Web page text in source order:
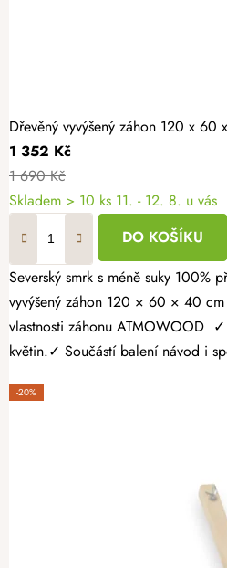
Dřevěný vyvýšený záhon 120 x 60
1 352 Kč
1 690 Kč
Skladem > 10 ks 11. - 12. 8. u vás
DO KOŠÍKU
Severský smrk s méně suky 100% přírodní materiál Čtyřstranně hoblovaný masiv Vypěstujte si čerstvé bylinky, zeleninu nebo jahody v záhonu, který spojuje přírodní vzhled s dlouhou životností. Dřevěný
vyvýšený záhon 120 × 60 × 40
vlastnosti záhonu ATMOWOOD
květin.✓ Součástí balení návod i
-20%